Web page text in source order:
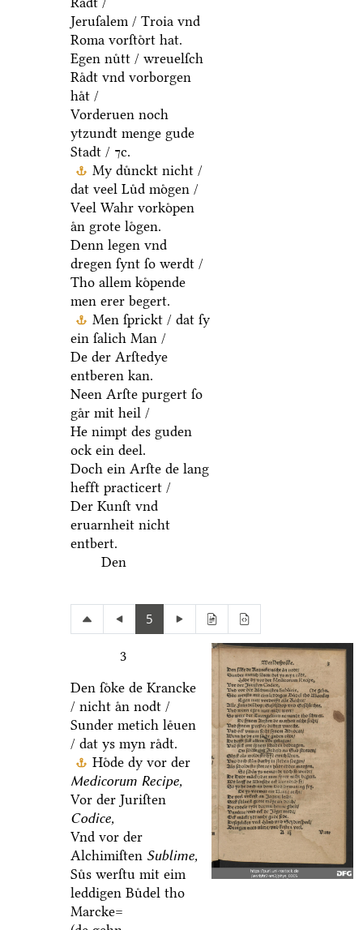
Jeruſalem / Troia vnd
Roma vorſtoͤrt hat.
Egen nuͤtt / wreuelſch
Raͤdt vnd vorborgen
haͤt /
Vorderuen noch
ytzundt menge gude
Stadt / ⁊c.
My duͤnckt nicht /
dat veel Luͤd moͤgen /
Veel Wahr vorkoͤpen
aͤn grote loͤgen.
Denn legen vnd
dregen ſynt ſo werdt /
Tho allem koͤpende
men erer begert.
Men ſprickt / dat ſy
ein ſalich Man /
De der Arſtedye
entberen kan.
Neen Arſte purgert ſo
gaͤr mit heil /
He nimpt des guden
ock ein deel.
Doch ein Arſte de lang
hefft practicert /
Der Kunſt vnd
eruarnheit nicht
entbert.
Den
5
3
Den ſoͤke de Krancke
/ nicht aͤn nodt /
Sunder metich leͤuen
/ dat ys myn raͤdt.
Hoͤde dy vor der
Medicorum Recipe,
Vor der Juriſten
Codice,
Vnd vor der
Alchimiſten Sublime,
Suͤs werſtu mit eim
leddigen Buͤdel tho
Marcke=